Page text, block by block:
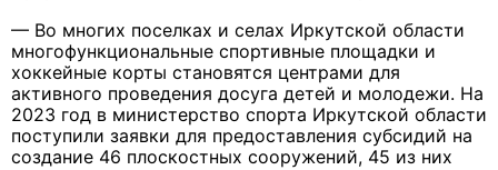
— Во многих поселках и селах Иркутской области
многофункциональные спортивные площадки и
хоккейные корты становятся центрами для
активного проведения досуга детей и молодежи. На
2023 год в министерство спорта Иркутской области
поступили заявки для предоставления субсидий на
создание 46 плоскостных сооружений, 45 из них